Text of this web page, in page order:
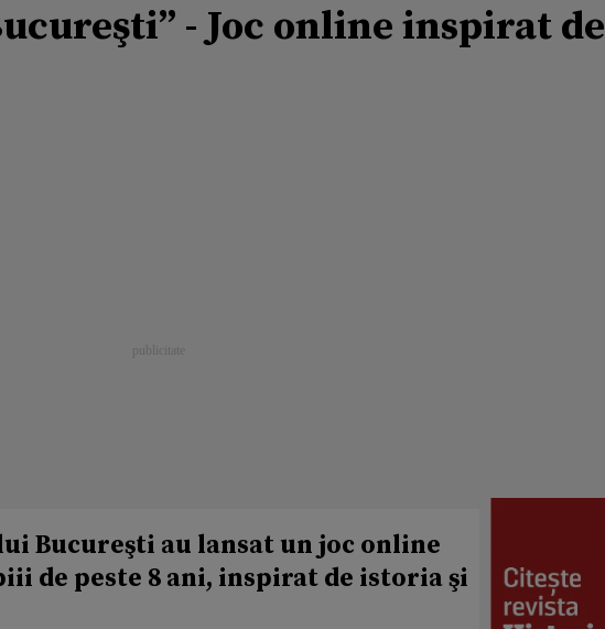
- Joc online inspirat
Bucureşti au lansat un joc online
de peste 8 ani, inspirat de istoria şi